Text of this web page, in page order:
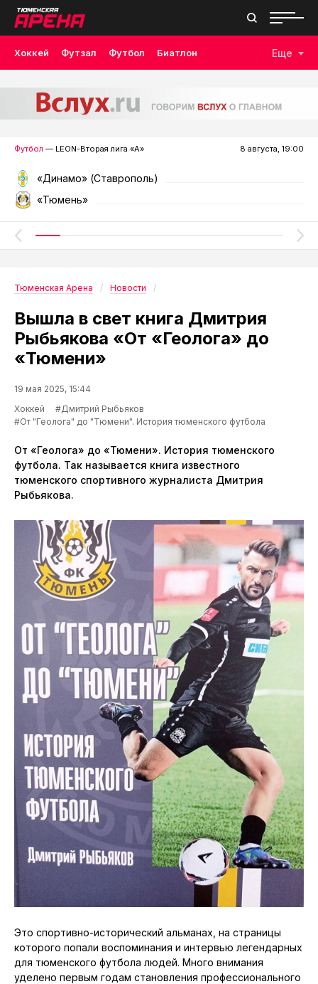
Хоккей Футзал Футбол Биатлон Еще
Футбол — LEON-Вторая лига «А» 8 августа, 19:00
«Динамо» (Ставрополь)
«Тюмень»
Тюменская Арена Новости
Вышла в свет книга Дмитрия
Рыбьякова «От «Геолога» до
«Тюмени»
19 мая 2025, 15:44
Хоккей
#Дмитрий Рыбьяков
#От "Геолога" до "Тюмени". История тюменского футбола
От «Геолога» до «Тюмени». История тюменского
футбола. Так называется книга известного
тюменского спортивного журналиста Дмитрия
Рыбьякова.
Это спортивно-исторический альманах, на страницы
которого попали воспоминания и интервью легендарных
для тюменского футбола людей. Много внимания
уделено первым годам становления профессионального